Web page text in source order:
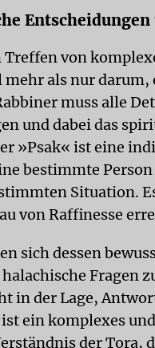
Treffen von
als nur darum,
muss alle
und dabei das
»Psak« ist eine
bestimmte
Situation.
von Raffinesse
sich dessen
Fragen
in der Lage,
ein komplexes
der Tora,